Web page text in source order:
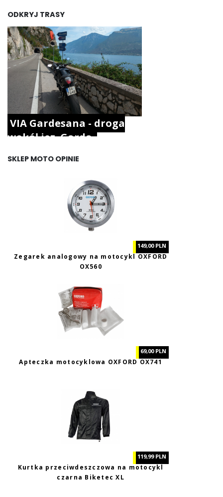
ODKRYJ TRASY
VIA Gardesana - droga
wokół jez. Garda.
SKLEP MOTO OPINIE
149,00 PLN
Zegarek analogowy na motocykl OXFORD
OX560
69,00 PLN
Apteczka motocyklowa OXFORD OX741
119,99 PLN
Kurtka przeciwdeszczowa na motocykl
czarna Biketec XL